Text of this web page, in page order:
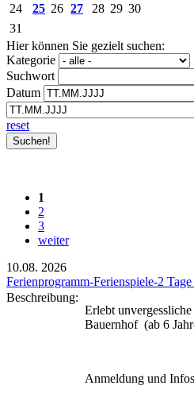
24
25 26 27 28 29 30
31
Hier können Sie gezielt suchen:
Kategorie
Suchwort
Datum
reset
1
2
3
weiter
10.08. 2026
Ferienprogramm-Ferienspiele-2
Beschreibung:
Erlebt
Bauernhof (ab 6
Anmeldung und